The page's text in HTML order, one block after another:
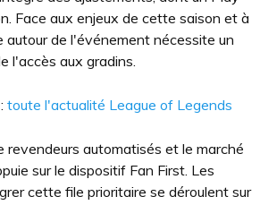
Face aux enjeux de cette saison et à
de l'événement nécessite un
l'accès aux gradins.
: toute l'actualité League of Legends
revendeurs automatisés et le marché
sur le dispositif Fan First. Les
cette file prioritaire se déroulent sur